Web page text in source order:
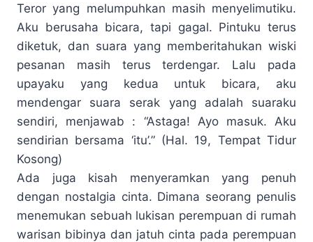
Teror yang melumpuhkan masih menyelimutiku.
Aku berusaha bicara, tapi gagal. Pintuku terus
diketuk, dan suara yang memberitahukan wiski
pesanan masih terus terdengar. Lalu pada
upayaku yang kedua untuk bicara, aku
mendengar suara serak yang adalah suaraku
sendiri, menjawab : “Astaga! Ayo masuk. Aku
sendirian bersama ‘itu’.” (Hal. 19, Tempat Tidur
Kosong)
Ada juga kisah menyeramkan yang penuh
dengan nostalgia cinta. Dimana seorang penulis
menemukan sebuah lukisan perempuan di rumah
warisan bibinya dan jatuh cinta pada perempuan